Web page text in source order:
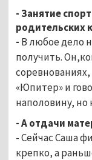
- Занятие
родительских
- В любое дело
получить.
«Юпитер» и
наполовину, но
- А отдачи
- Сейчас Саша
крепко, а